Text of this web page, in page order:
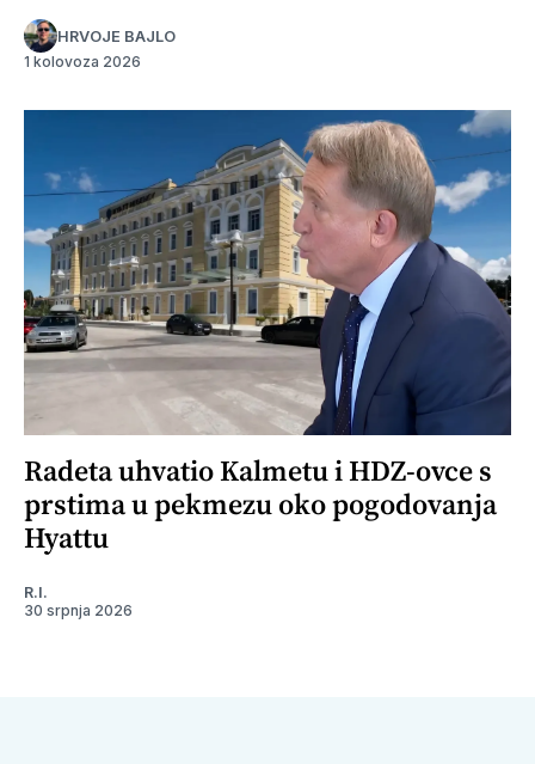
HRVOJE BAJLO
1 kolovoza 2026
Radeta uhvatio Kalmetu i HDZ-ovce s
prstima u pekmezu oko pogodovanja
Hyattu
R.I.
30 srpnja 2026